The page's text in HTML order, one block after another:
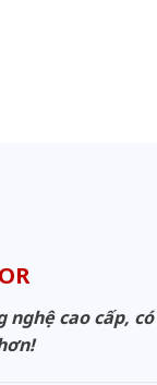
nghệ cao cấp,